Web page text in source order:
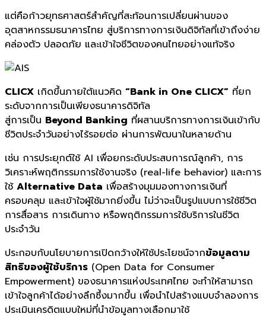
แต่คือก้าวยุทธศาสตร์สำคัญที่สะท้อนการเปลี่ยนผ่านของ
อุตสาหกรรมธนาคารไทย สู่บริการทางการเงินดิจิทัลที่เข้าถึงง่าย
คล่องตัว ปลอดภัย และเข้าใจชีวิตของคนไทยอย่างแท้จริง
CLICX เกิดขึ้นภายใต้แนวคิด “Bank in One CLICX” ที่ยก
ระดับจากการเป็นเพียงธนาคารดิจิทัล
สู่การเป็น Beyond Banking ที่ผสานบริการทางการเงินเข้ากับ
ชีวิตประจำวันอย่างไร้รอยต่อ ผ่านการพัฒนาในหลายด้าน
เช่น การประยุกต์ใช้ AI เพื่อยกระดับประสบการณ์ลูกค้า, การ
วิเคราะห์พฤติกรรมการใช้งานจริง (real-life behavior) และการ
ใช้ Alternative Data เพื่อสร้างมุมมองทางการเงินที่
ครอบคลุม และเข้าใจผู้ใช้มากยิ่งขึ้น ไม่ว่าจะเป็นรูปแบบการใช้ชีวิต
การสื่อสาร การเดินทาง หรือพฤติกรรมการใช้บริการในชีวิต
ประจำวัน
ประกอบกับนโยบายการเปิดกว้างให้ใช้ประโยชน์จากข้อมูลตาม
สิทธิของผู้ใช้บริการ (Open Data for Consumer
Empowerment) ของธนาคารแห่งประเทศไทย จะทำให้สามารถ
เข้าใจลูกค้าได้อย่างลึกซึ้งมากขึ้น เพื่อนำไปสร้างแบบจำลองการ
ประเมินเครดิตแบบใหม่ที่นำข้อมูลทางเลือกมาใช้